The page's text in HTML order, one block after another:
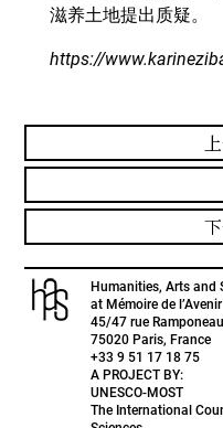
滋养土地提出质疑。
https://
Humanities, Arts and
at Mémoire de l’Avenir
45/47 rue Ramponeau
75020 Paris, France
+33 9 51 17 18 75
A PROJECT BY:
UNESCO-MOST
The International